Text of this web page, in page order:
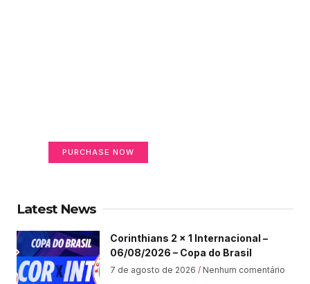
PURCHASE NOW
Latest News
Corinthians 2 x 1 Internacional –
06/08/2026 – Copa do Brasil
7 de agosto de 2026 Nenhum comentário